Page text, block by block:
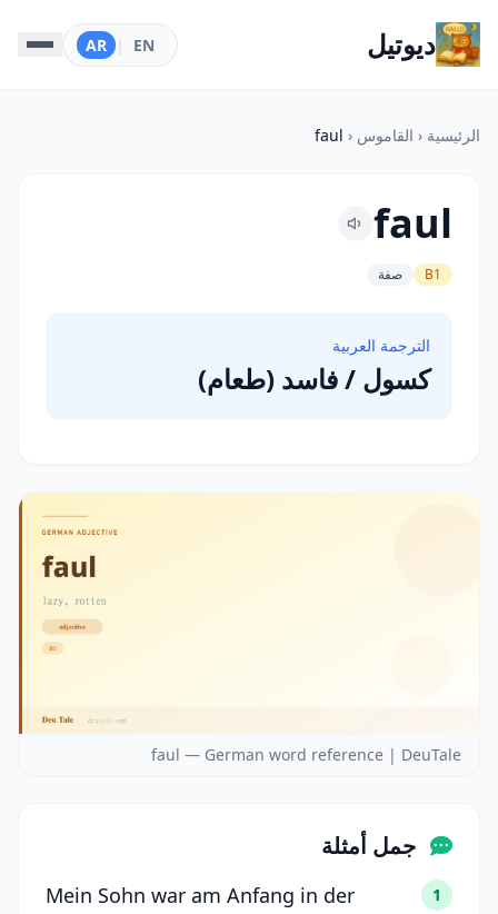
ديوتيل EN
|
AR
الرئيسية ‹ القاموس ‹
faul
faul
B1 صفة
الترجمة العربية
كسول / فاسد (طعام)
faul — German word reference | DeuTale
جمل أمثلة
1
Mein Sohn war am Anfang in der